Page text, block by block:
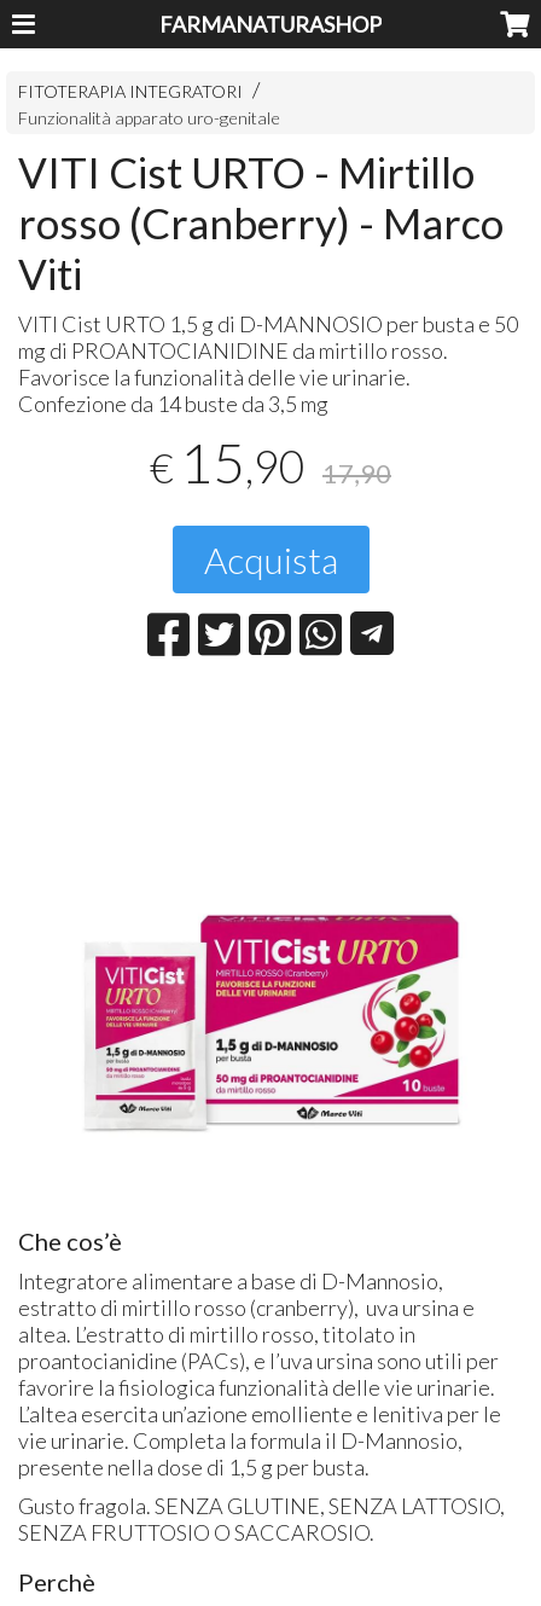
FARMANATURASHOP
FITOTERAPIA INTEGRATORI
Funzionalità apparato uro-genitale
VITI Cist URTO - Mirtillo
rosso (Cranberry) - Marco
Viti
VITI Cist URTO 1,5 g di D-MANNOSIO per busta e 50
mg di PROANTOCIANIDINE da mirtillo rosso.
Favorisce la funzionalità delle vie urinarie.
Confezione da 14 buste da 3,5 mg
€ 15,90 17,90
Acquista
Che cos’è
Integratore alimentare a base di D-Mannosio,
estratto di mirtillo rosso (cranberry), uva ursina e
altea. L’estratto di mirtillo rosso, titolato in
proantocianidine (PACs), e l’uva ursina sono utili per
favorire la fisiologica funzionalità delle vie urinarie.
L’altea esercita un’azione emolliente e lenitiva per le
vie urinarie. Completa la formula il D-Mannosio,
presente nella dose di 1,5 g per busta.
Gusto fragola. SENZA GLUTINE, SENZA LATTOSIO,
SENZA FRUTTOSIO O SACCAROSIO.
Perchè